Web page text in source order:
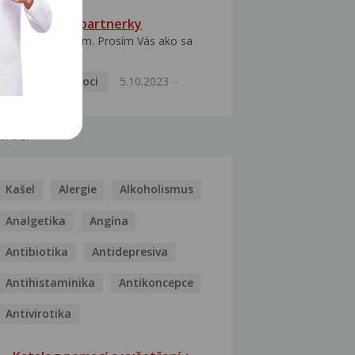
HPV typ 52 u partnerky
Dobrý deň prajem. Prosím Vás ako sa
Pohlavní nemoci
5.10.2023
Kašel Alergie Alkoholismus
Analgetika Angína
Antibiotika Antidepresiva
Antihistaminika Antikoncepce
Antivirotika